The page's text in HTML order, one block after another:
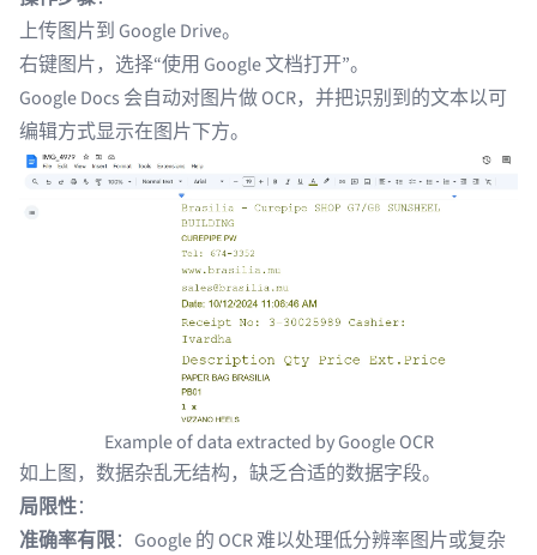
上传图片到 Google Drive。
右键图片，选择“使用 Google 文档打开”。
Google Docs 会自动对图片做 OCR，并把识别到的文本以可
编辑方式显示在图片下方。
Example of data extracted by Google OCR
如上图，数据杂乱无结构，缺乏合适的数据字段。
局限性：
准确率有限：Google 的 OCR 难以处理低分辨率图片或复杂